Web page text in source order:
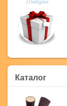
Каталог